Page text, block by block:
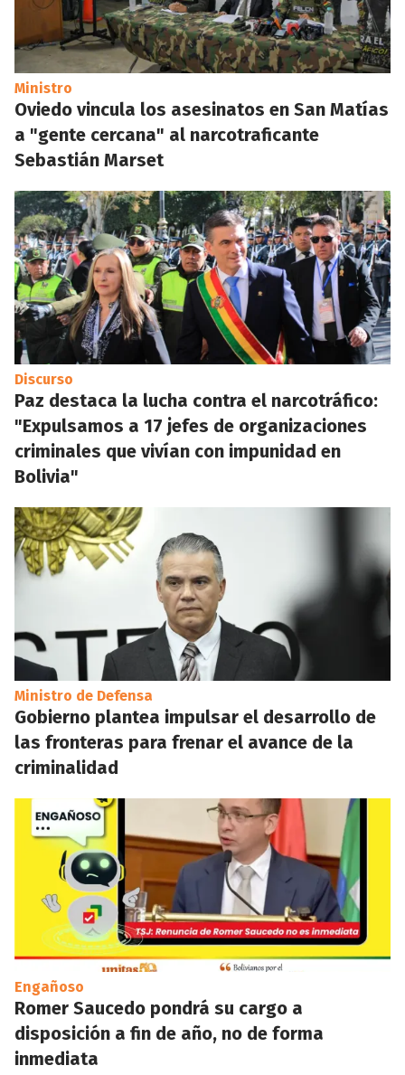
Ministro
Oviedo vincula los asesinatos en San Matías
a "gente cercana" al narcotraficante
Sebastián Marset
Discurso
Paz destaca la lucha contra el narcotráfico:
"Expulsamos a 17 jefes de organizaciones
criminales que vivían con impunidad en
Bolivia"
Ministro de Defensa
Gobierno plantea impulsar el desarrollo de
las fronteras para frenar el avance de la
criminalidad
Engañoso
Romer Saucedo pondrá su cargo a
disposición a fin de año, no de forma
inmediata